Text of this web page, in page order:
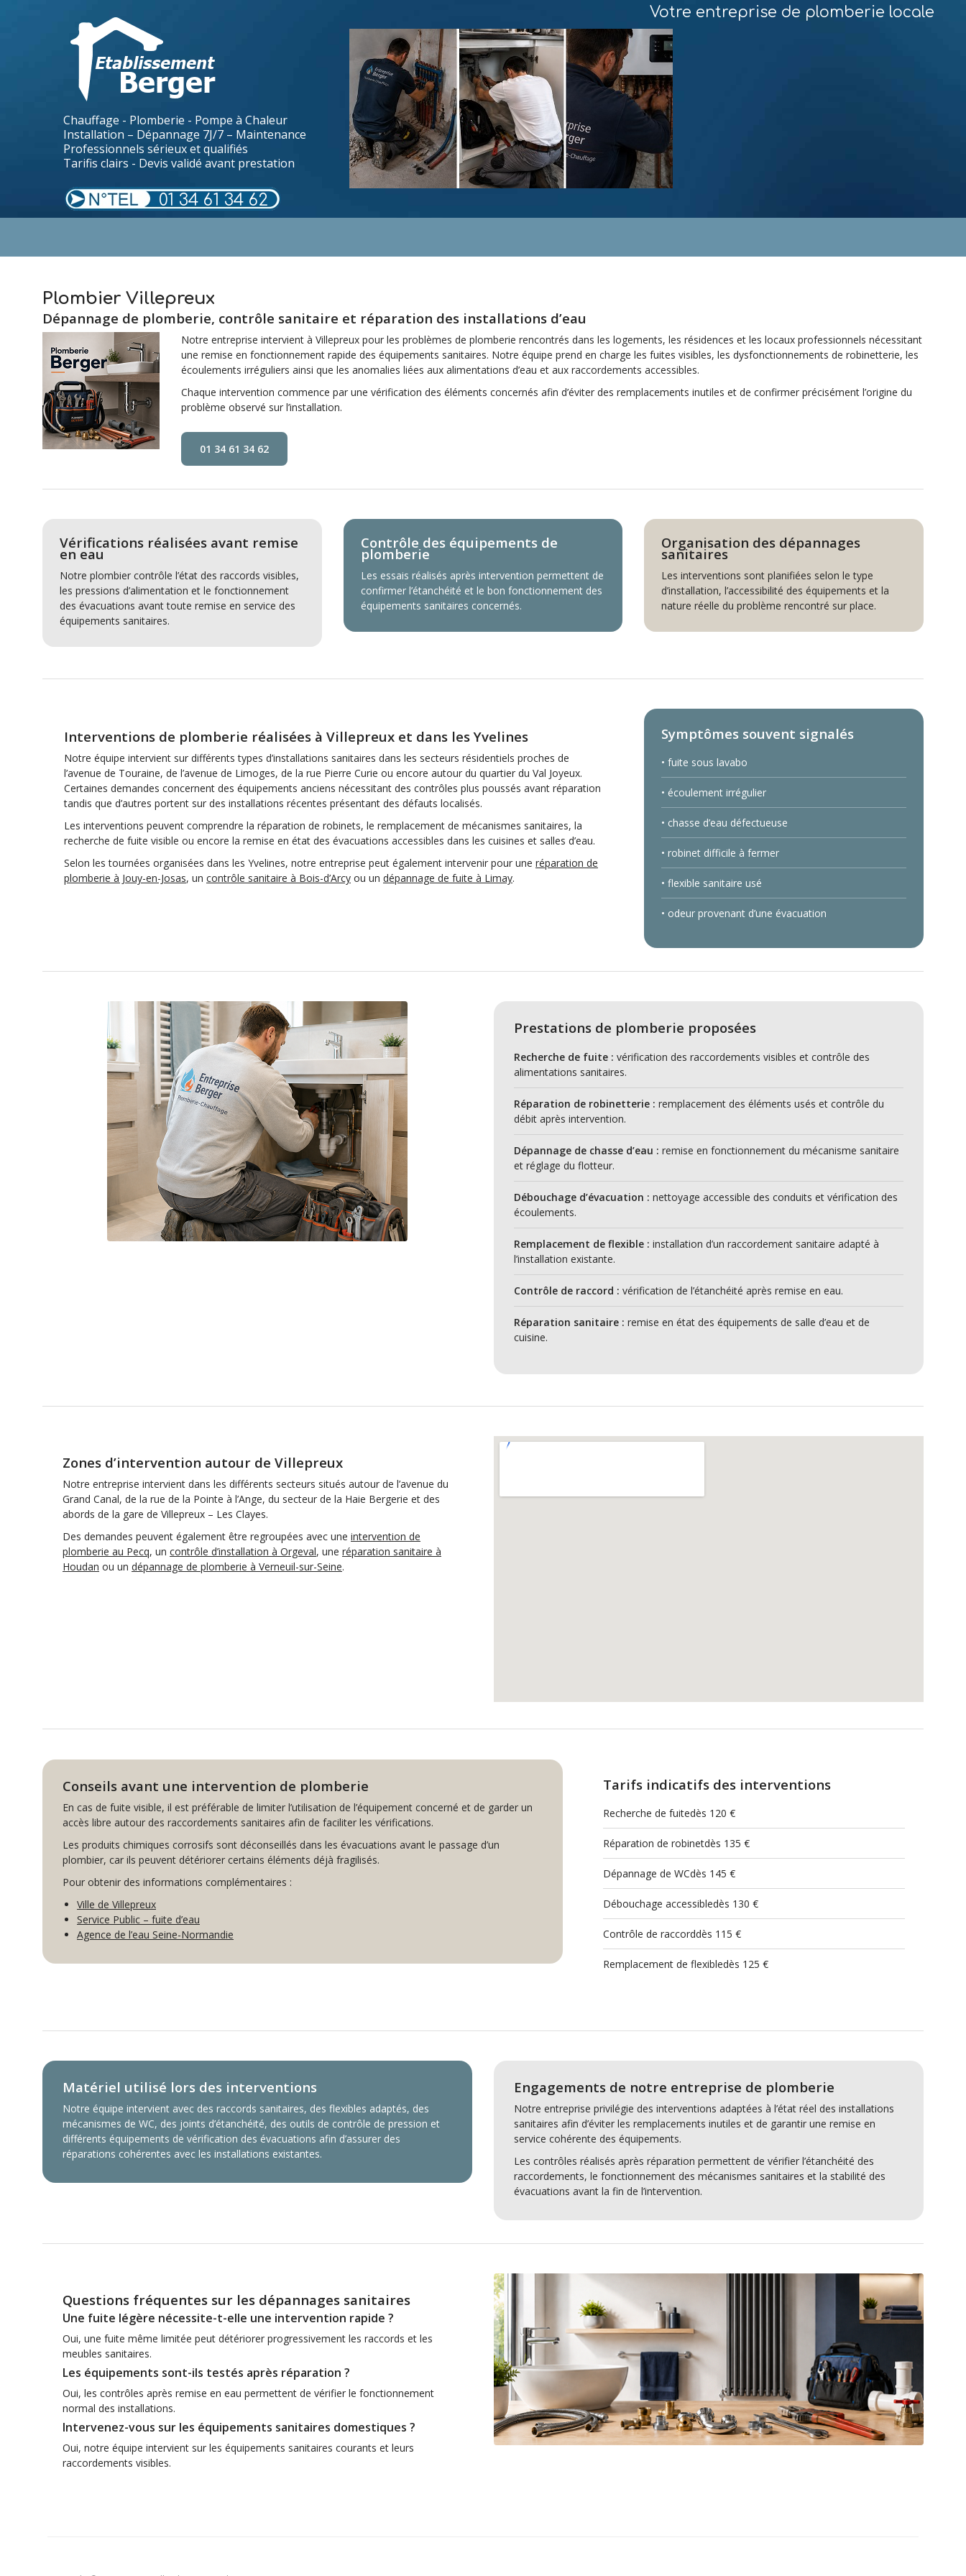
Chauffage - Plomberie - Pompe à Chaleur
Installation – Dépannage 7J/7 – Maintenance
Professionnels sérieux et qualifiés
Tarifis clairs - Devis validé avant prestation
01 34 61 34 62
Votre entreprise de plomberie locale
Plombier Villepreux
Dépannage de plomberie, contrôle sanitaire et réparation des installations d’eau
Notre entreprise intervient à Villepreux pour les problèmes de plomberie rencontrés dans les logements, les résidences et les locaux professionnels nécessitant
une remise en fonctionnement rapide des équipements sanitaires. Notre équipe prend en charge les fuites visibles, les dysfonctionnements de robinetterie, les
écoulements irréguliers ainsi que les anomalies liées aux alimentations d’eau et aux raccordements accessibles.
Chaque intervention commence par une vérification des éléments concernés afin d’éviter des remplacements inutiles et de confirmer précisément l’origine du
problème observé sur l’installation.
01 34 61 34 62
Vérifications réalisées avant remise
en eau
Notre plombier contrôle l’état des raccords visibles,
les pressions d’alimentation et le fonctionnement
des évacuations avant toute remise en service des
équipements sanitaires.
Contrôle des équipements de
plomberie
Les essais réalisés après intervention permettent de
confirmer l’étanchéité et le bon fonctionnement des
équipements sanitaires concernés.
Organisation des dépannages
sanitaires
Les interventions sont planifiées selon le type
d’installation, l’accessibilité des équipements et la
nature réelle du problème rencontré sur place.
Interventions de plomberie réalisées à Villepreux et dans les Yvelines
Notre équipe intervient sur différents types d’installations sanitaires dans les secteurs résidentiels proches de
l’avenue de Touraine, de l’avenue de Limoges, de la rue Pierre Curie ou encore autour du quartier du Val Joyeux.
Certaines demandes concernent des équipements anciens nécessitant des contrôles plus poussés avant réparation
tandis que d’autres portent sur des installations récentes présentant des défauts localisés.
Les interventions peuvent comprendre la réparation de robinets, le remplacement de mécanismes sanitaires, la
recherche de fuite visible ou encore la remise en état des évacuations accessibles dans les cuisines et salles d’eau.
Selon les tournées organisées dans les Yvelines, notre entreprise peut également intervenir pour une réparation de
plomberie à Jouy-en-Josas, un contrôle sanitaire à Bois-d’Arcy ou un dépannage de fuite à Limay.
Symptômes souvent signalés
• fuite sous lavabo
• écoulement irrégulier
• chasse d’eau défectueuse
• robinet difficile à fermer
• flexible sanitaire usé
• odeur provenant d’une évacuation
Prestations de plomberie proposées
Recherche de fuite : vérification des raccordements visibles et contrôle des
alimentations sanitaires.
Réparation de robinetterie : remplacement des éléments usés et contrôle du
débit après intervention.
Dépannage de chasse d’eau : remise en fonctionnement du mécanisme sanitaire
et réglage du flotteur.
Débouchage d’évacuation : nettoyage accessible des conduits et vérification des
écoulements.
Remplacement de flexible : installation d’un raccordement sanitaire adapté à
l’installation existante.
Contrôle de raccord : vérification de l’étanchéité après remise en eau.
Réparation sanitaire : remise en état des équipements de salle d’eau et de
cuisine.
Zones d’intervention autour de Villepreux
Notre entreprise intervient dans les différents secteurs situés autour de l’avenue du
Grand Canal, de la rue de la Pointe à l’Ange, du secteur de la Haie Bergerie et des
abords de la gare de Villepreux – Les Clayes.
Des demandes peuvent également être regroupées avec une intervention de
plomberie au Pecq, un contrôle d’installation à Orgeval, une réparation sanitaire à
Houdan ou un dépannage de plomberie à Verneuil-sur-Seine.
Conseils avant une intervention de plomberie
En cas de fuite visible, il est préférable de limiter l’utilisation de l’équipement concerné et de garder un
accès libre autour des raccordements sanitaires afin de faciliter les vérifications.
Les produits chimiques corrosifs sont déconseillés dans les évacuations avant le passage d’un
plombier, car ils peuvent détériorer certains éléments déjà fragilisés.
Pour obtenir des informations complémentaires :
Ville de Villepreux
Service Public – fuite d’eau
Agence de l’eau Seine-Normandie
Tarifs indicatifs des interventions
Recherche de fuitedès 120 €
Réparation de robinetdès 135 €
Dépannage de WCdès 145 €
Débouchage accessibledès 130 €
Contrôle de raccorddès 115 €
Remplacement de flexibledès 125 €
Matériel utilisé lors des interventions
Notre équipe intervient avec des raccords sanitaires, des flexibles adaptés, des
mécanismes de WC, des joints d’étanchéité, des outils de contrôle de pression et
différents équipements de vérification des évacuations afin d’assurer des
réparations cohérentes avec les installations existantes.
Engagements de notre entreprise de plomberie
Notre entreprise privilégie des interventions adaptées à l’état réel des installations
sanitaires afin d’éviter les remplacements inutiles et de garantir une remise en
service cohérente des équipements.
Les contrôles réalisés après réparation permettent de vérifier l’étanchéité des
raccordements, le fonctionnement des mécanismes sanitaires et la stabilité des
évacuations avant la fin de l’intervention.
Questions fréquentes sur les dépannages sanitaires
Une fuite légère nécessite-t-elle une intervention rapide ?
Oui, une fuite même limitée peut détériorer progressivement les raccords et les
meubles sanitaires.
Les équipements sont-ils testés après réparation ?
Oui, les contrôles après remise en eau permettent de vérifier le fonctionnement
normal des installations.
Intervenez-vous sur les équipements sanitaires domestiques ?
Oui, notre équipe intervient sur les équipements sanitaires courants et leurs
raccordements visibles.